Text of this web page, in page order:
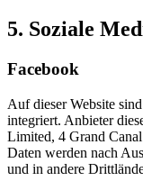
5. Soziale
Facebook
Auf dieser Website
integriert. Anbieter
Limited, 4 Grand
Daten werden nach
und in andere